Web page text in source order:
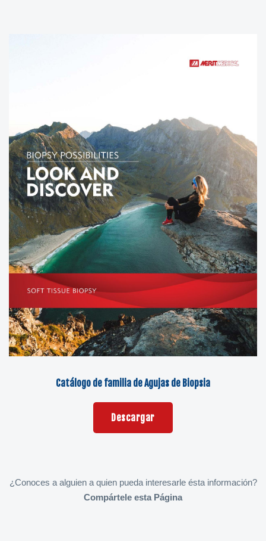
Catálogo de familia de Agujas de Biopsia
Descargar
¿Conoces a alguien a quien pueda interesarle ésta información?
Compártele esta Página